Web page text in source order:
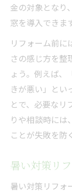
金の対象となり
窓を導入できま
リフォーム前
さの感じ方を整
ょう。例えば、
きが悪い」とい
とで、必要なリ
りや相談時には
ことが失敗を防
暑い対策リ
暑い対策リフォ